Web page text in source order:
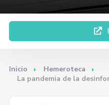
Inicio
Hemeroteca
La pandemia de la